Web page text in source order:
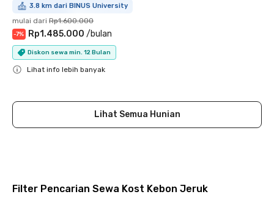
3.8 km dari BINUS University
mulai dari Rp1.600.000
-7% Rp1.485.000 /bulan
Diskon sewa min. 12 Bulan
Lihat info lebih banyak
Lihat Semua Hunian
Filter Pencarian Sewa Kost Kebon Jeruk